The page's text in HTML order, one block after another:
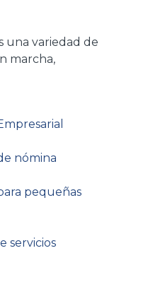
una variedad de
marcha,
nómina
pequeñas
servicios